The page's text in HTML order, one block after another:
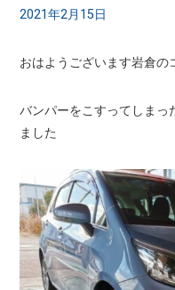
2021年2月15日
おはようございます岩倉の
バンパーをこすってしまっ
ました